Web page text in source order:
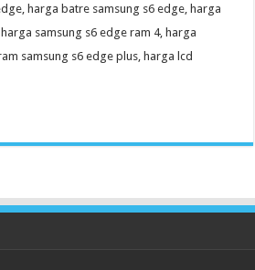
harga batre samsung s6 edge, harga
samsung s6 edge ram 4, harga
samsung s6 edge plus, harga lcd